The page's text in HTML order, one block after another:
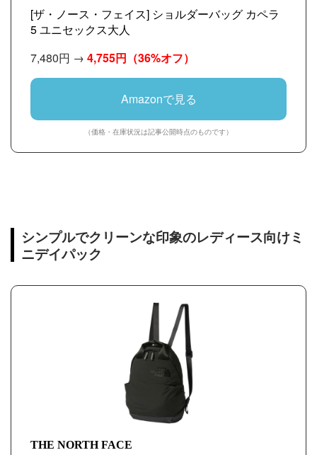
[ザ・ノース・フェイス] ショルダーバッグ カペラ
5 ユニセックス大人
7,480円 → 4,755円 （36%オフ）
Amazonで見る
（価格・在庫状況は記事公開時点のものです）
シンプルでクリーンな印象のレディース向けミ
ニデイパック
THE NORTH FACE